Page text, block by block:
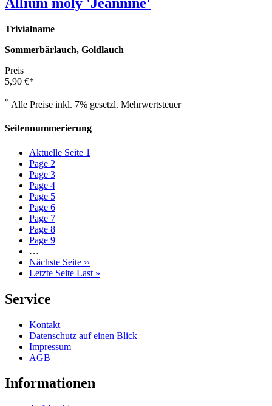
Trivialname
Sommerbärlauch, Goldlauch
Preis
5,90 €*
* Alle Preise inkl. 7% gesetzl. Mehrwertsteuer
Seitennummerierung
Aktuelle Seite 1
Page 2
Page 3
Page 4
Page 5
Page 6
Page 7
Page 8
Page 9
…
Nächste Seite ››
Letzte Seite Last »
Service
Kontakt
Datenschutz auf einen Blick
Impressum
AGB
Informationen